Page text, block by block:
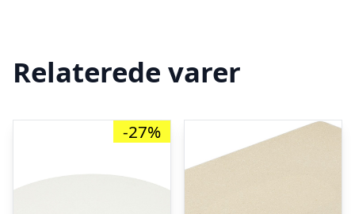
Relaterede varer
-27%